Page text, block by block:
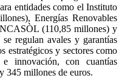
entidades como el Instituto
Energías Renovables
(110,85 millones) y
regulan avales y garantías
estratégicos y sectores como
innovación, con cuantías
345 millones de euros.